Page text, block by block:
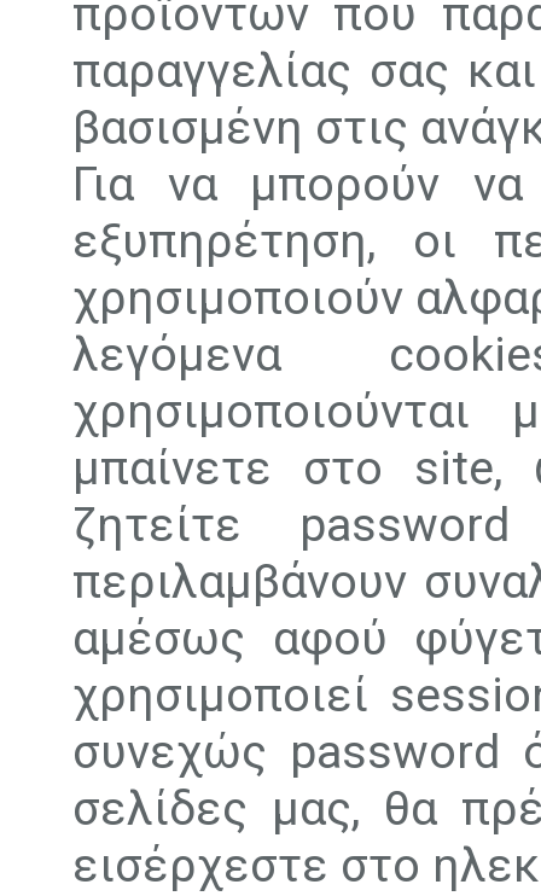
προϊόντων που
παραγγελίας σας
βασισμένη στις
Για να μπορούν
εξυπηρέτηση, οι
χρησιμοποιούν
λεγόμενα
μπαίνετε στο
ζητείτε
περιλαμβάνουν
αμέσως αφού
χρησιμοποιεί
συνεχώς password
σελίδες μας, θα
εισέρχεστε στο